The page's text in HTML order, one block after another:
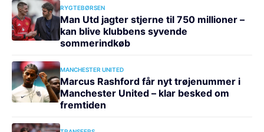
RYGTEBØRSEN
Man Utd jagter stjerne til 750 millioner –
kan blive klubbens syvende
sommerindkøb
MANCHESTER UNITED
Marcus Rashford får nyt trøjenummer i
Manchester United – klar besked om
fremtiden